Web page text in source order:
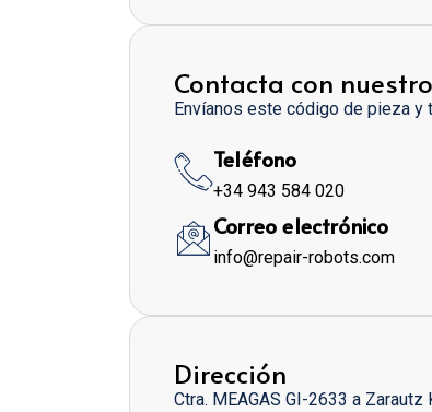
Contacta con
Envíanos este código de pieza y
Teléfono
+34 943 584 020
Correo electrónico
info@repair-robots.com
Dirección
Ctra. MEAGAS GI-2633 a